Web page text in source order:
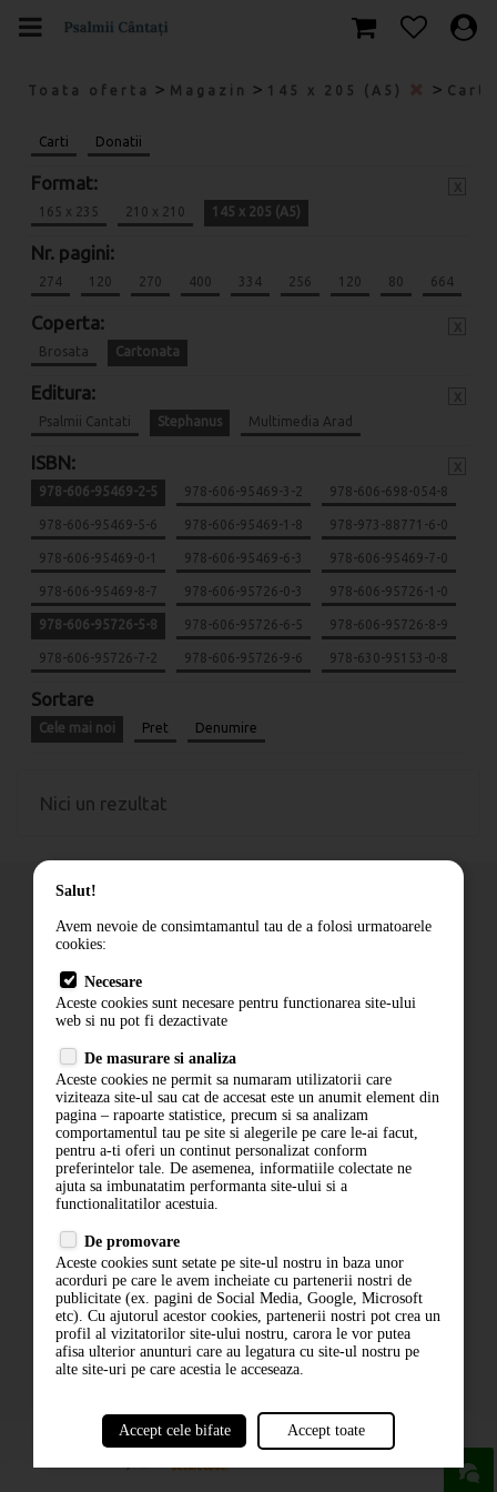
Toata oferta > Magazin > 145 x 205 (A5) >
Carti Donatii
Format:
165 x 235 210 x 210 145 x 205 (A5)
Nr. pagini:
274 120 270 400 334 256 120 80 664
Coperta:
Brosata Cartonata
Editura:
Psalmii Cantati Stephanus Multimedia Arad
ISBN:
978-606-95469-2-5 978-606-95469-3-2 978-606-698-054-8
978-606-95469-5-6 978-606-95469-1-8 978-973-88771-6-0
978-606-95469-0-1 978-606-95469-6-3 978-606-95469-7-0
978-606-95469-8-7 978-606-95726-0-3 978-606-95726-1-0
978-606-95726-5-8 978-606-95726-6-5 978-606-95726-8-9
978-606-95726-7-2 978-606-95726-9-6 978-630-95153-0-8
Sortare
Cele mai noi Pret Denumire
Nici un rezultat
Cum comand
Livrare
Contact
Politica de confidentialitate
ANPC
ABONARE LA NEWSLETTER
ABONARE
Salut!
Avem nevoie de consimtamantul tau de a folosi urmatoarele
cookies:
Necesare
Aceste cookies sunt necesare pentru functionarea site-ului
web si nu pot fi dezactivate
De masurare si analiza
Aceste cookies ne permit sa numaram utilizatorii care
viziteaza site-ul sau cat de accesat este un anumit element din
pagina – rapoarte statistice, precum si sa analizam
comportamentul tau pe site si alegerile pe care le-ai facut,
pentru a-ti oferi un continut personalizat conform
preferintelor tale. De asemenea, informatiile colectate ne
ajuta sa imbunatatim performanta site-ului si a
functionalitatilor acestuia.
De promovare
Aceste cookies sunt setate pe site-ul nostru in baza unor
acorduri pe care le avem incheiate cu partenerii nostri de
publicitate (ex. pagini de Social Media, Google, Microsoft
etc). Cu ajutorul acestor cookies, partenerii nostri pot crea un
profil al vizitatorilor site-ului nostru, carora le vor putea
afisa ulterior anunturi care au legatura cu site-ul nostru pe
alte site-uri pe care acestia le acceseaza.
Accept cele bifate Accept toate